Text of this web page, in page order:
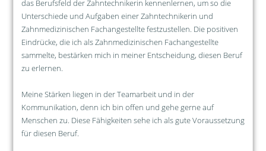
das Berufsfeld der Zahntechnikerin kennenlernen, um so die
Unterschiede und Aufgaben einer Zahntechnikerin und
Zahnmedizinischen Fachangestellte festzustellen. Die positiven
Eindrücke, die ich als Zahnmedizinischen Fachangestellte
sammelte, bestärken mich in meiner Entscheidung, diesen Beruf
zu erlernen.
Meine Stärken liegen in der Teamarbeit und in der
Kommunikation, denn ich bin offen und gehe gerne auf
Menschen zu. Diese Fähigkeiten sehe ich als gute Voraussetzung
für diesen Beruf.